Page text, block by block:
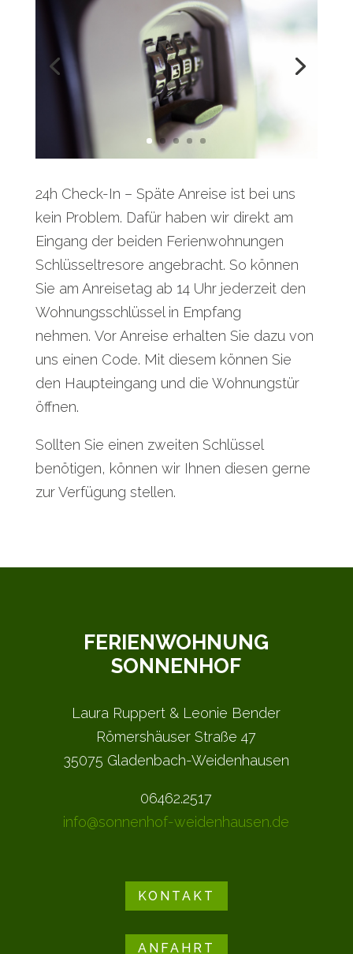
24h Check-In – Späte Anreise ist bei uns
kein Problem. Dafür haben wir direkt am
Eingang der beiden Ferienwohnungen
Schlüsseltresore angebracht. So können
Sie am Anreisetag ab 14 Uhr jederzeit den
Wohnungsschlüssel in Empfang
nehmen. Vor Anreise erhalten Sie dazu von
uns einen Code. Mit diesem können Sie
den Haupteingang und die Wohnungstür
öffnen.
Sollten Sie einen zweiten Schlüssel
benötigen, können wir Ihnen diesen gerne
zur Verfügung stellen.
FERIENWOHNUNG
SONNENHOF
Laura Ruppert & Leonie Bender
Römershäuser Straße 47
35075 Gladenbach-Weidenhausen
06462.2517
info@sonnenhof-weidenhausen.de
KONTAKT
ANFAHRT